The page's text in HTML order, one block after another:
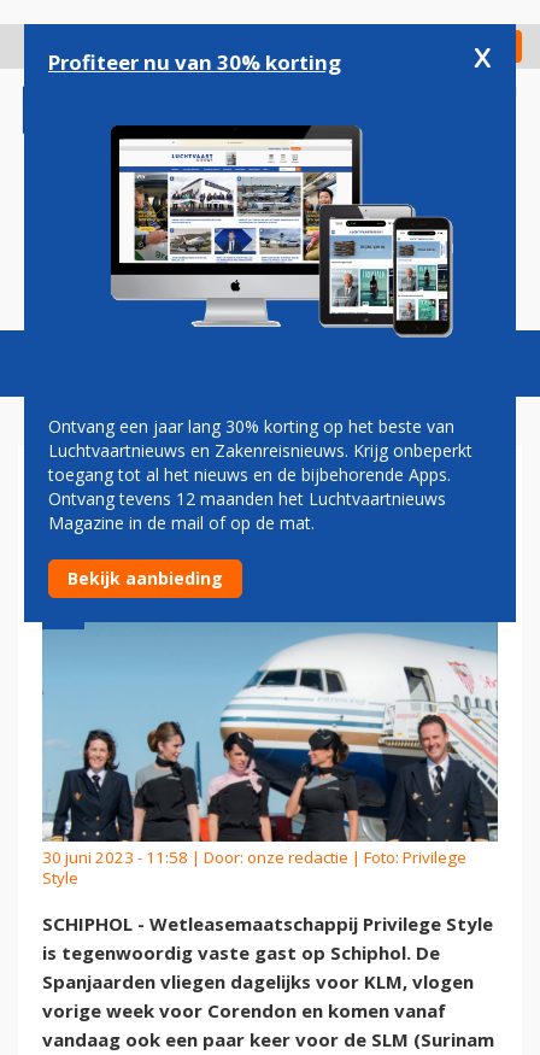
gaan
Check in
Magazine Podcasts Vacatures
PRIVILEGE STYLE OOK VOOR
SLM NAAR SCHIPHOL
30 juni 2023 - 11:58 | Door: onze redactie | Foto: Privilege
Style
SCHIPHOL - Wetleasemaatschappij Privilege Style
is tegenwoordig vaste gast op Schiphol. De
Spanjaarden vliegen dagelijks voor KLM, vlogen
vorige week voor Corendon en komen vanaf
vandaag ook een paar keer voor de SLM (Surinam
Profiteer nu van 30% korting x
Ontvang een jaar lang 30% korting op het beste van
Luchtvaartnieuws en Zakenreisnieuws. Krijg onbeperkt
toegang tot al het nieuws en de bijbehorende Apps.
Ontvang tevens 12 maanden het Luchtvaartnieuws
Magazine in de mail of op de mat.
Bekijk aanbieding